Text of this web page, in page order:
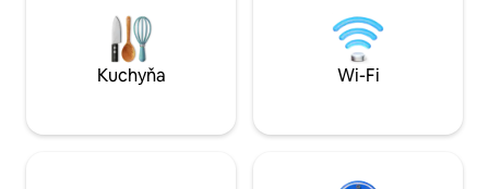
Starlink. Nachádza sa v tichej oblasti, v
blízkosti reštaurácií a barov. Len pre
destináciou pre
Puerto Escondido. Denné raňajky
zahrnuté v
Kuchyňa Wi-Fi